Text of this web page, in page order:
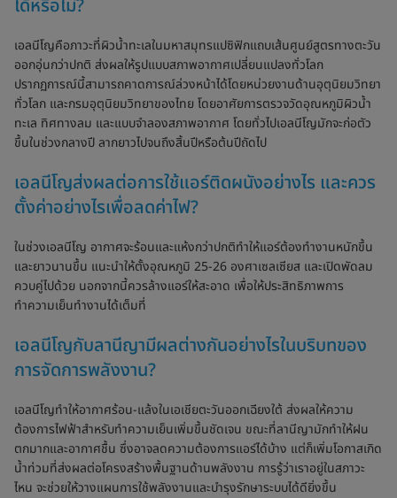
ได้หรือไม่?
เอลนีโญคือภาวะที่ผิวน้ำทะเลในมหาสมุทรแปซิฟิกแถบเส้นศูนย์สูตรทางตะวัน
ออกอุ่นกว่าปกติ ส่งผลให้รูปแบบสภาพอากาศเปลี่ยนแปลงทั่วโลก
ปรากฏการณ์นี้สามารถคาดการณ์ล่วงหน้าได้โดยหน่วยงานด้านอุตุนิยมวิทยา
ทั่วโลก และกรมอุตุนิยมวิทยาของไทย โดยอาศัยการตรวจวัดอุณหภูมิผิวน้ำ
ทะเล ทิศทางลม และแบบจำลองสภาพอากาศ โดยทั่วไปเอลนีโญมักจะก่อตัว
ขึ้นในช่วงกลางปี ลากยาวไปจนถึงสิ้นปีหรือต้นปีถัดไป
เอลนีโญส่งผลต่อการใช้แอร์ติดผนังอย่างไร และควร
ตั้งค่าอย่างไรเพื่อลดค่าไฟ?
ในช่วงเอลนีโญ อากาศจะร้อนและแห้งกว่าปกติทำให้แอร์ต้องทำงานหนักขึ้น
และยาวนานขึ้น แนะนำให้ตั้งอุณหภูมิ 25-26 องศาเซลเซียส และเปิดพัดลม
ควบคู่ไปด้วย นอกจากนี้ควรล้างแอร์ให้สะอาด เพื่อให้ประสิทธิภาพการ
ทำความเย็นทำงานได้เต็มที่
เอลนีโญกับลานีญามีผลต่างกันอย่างไรในบริบทของ
การจัดการพลังงาน?
เอลนีโญทำให้อากาศร้อน-แล้งในเอเชียตะวันออกเฉียงใต้ ส่งผลให้ความ
ต้องการไฟฟ้าสำหรับทำความเย็นเพิ่มขึ้นชัดเจน ขณะที่ลานีญามักทำให้ฝน
ตกมากและอากาศชื้น ซึ่งอาจลดความต้องการแอร์ได้บ้าง แต่ก็เพิ่มโอกาสเกิด
น้ำท่วมที่ส่งผลต่อโครงสร้างพื้นฐานด้านพลังงาน การรู้ว่าเราอยู่ในสภาวะ
ไหน จะช่วยให้วางแผนการใช้พลังงานและบำรุงรักษาระบบได้ดียิ่งขึ้น